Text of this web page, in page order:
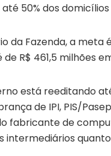
50% dos
da Fazenda, a meta
R$ 461,5 milhões
está reeditando
de IPI, PIS/
fabricante de